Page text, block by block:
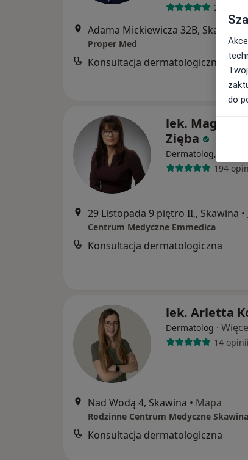
29 opinii
Adama Mickiewicza 32B, Skawina
Proper Med
Konsultacja dermatologiczna
lek.
Zięba
Dermatolog,
194
29 Listopada 9 piętro II,, Skawina •
Centrum Medyczne Emmedica
Konsultacja dermatologiczna
lek. Arletta
Dermatolog ·
14 opinii
Nad Wodą 4, Skawina • Mapa
Rodzinne Centrum Medyczne Skawina
Konsultacja dermatologiczna
do